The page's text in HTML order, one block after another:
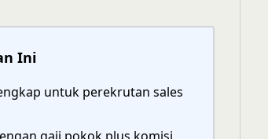
Ini
untuk perekrutan sales